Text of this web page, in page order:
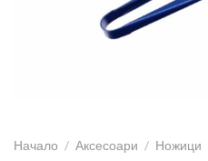
Начало / Аксесоари / Ножици